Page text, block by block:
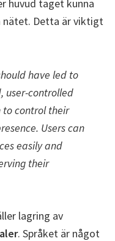
huvud taget kunna
nätet. Detta är viktigt
have led to
user-controlled
to control their
Users can
easily and
their
lagring av
. Språket är något